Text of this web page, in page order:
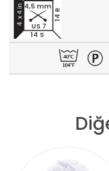
14 S
14 R
4,5 mm
US 7